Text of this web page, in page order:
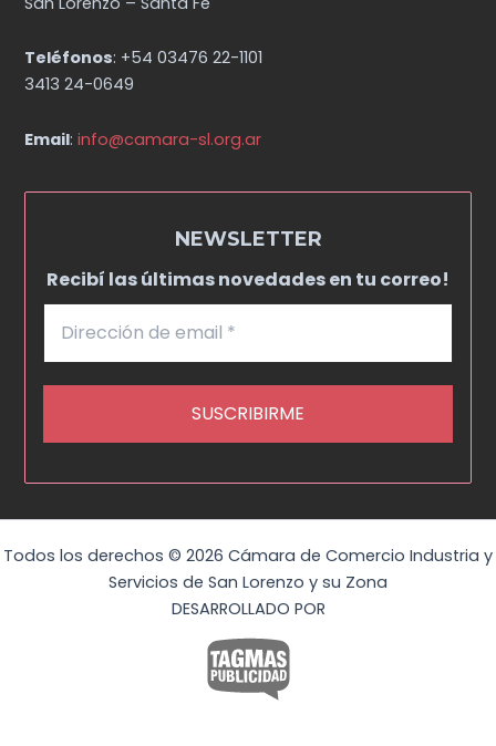
Teléfonos: +54 03476 22-1101
3413 24-0649
Email:info@camara-sl.org.ar
NEWSLETTER
Recibí las últimas novedades en tu correo!
Todos los derechos © 2026 Cámara de Comercio Industria y
Servicios de San Lorenzo y su Zona
DESARROLLADO POR